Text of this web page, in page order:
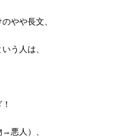
やや長文、
う人は、
→悪人）、